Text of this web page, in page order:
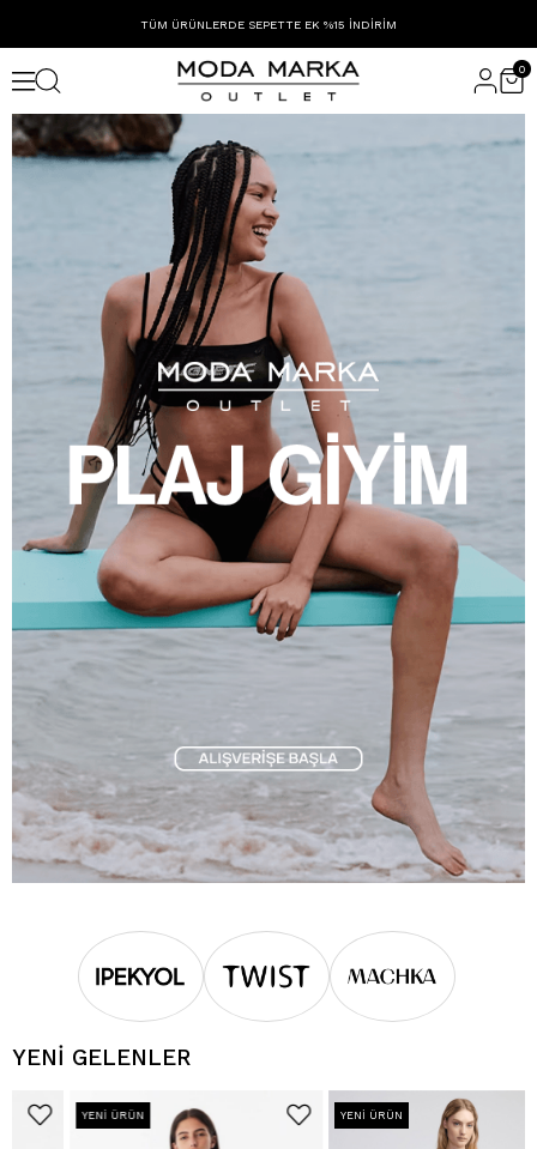
TÜM ÜRÜNLERDE SEPETTE EK %15 İNDİRİM
0
YENİ GELENLER
YENI ÜRÜN YENI ÜRÜN